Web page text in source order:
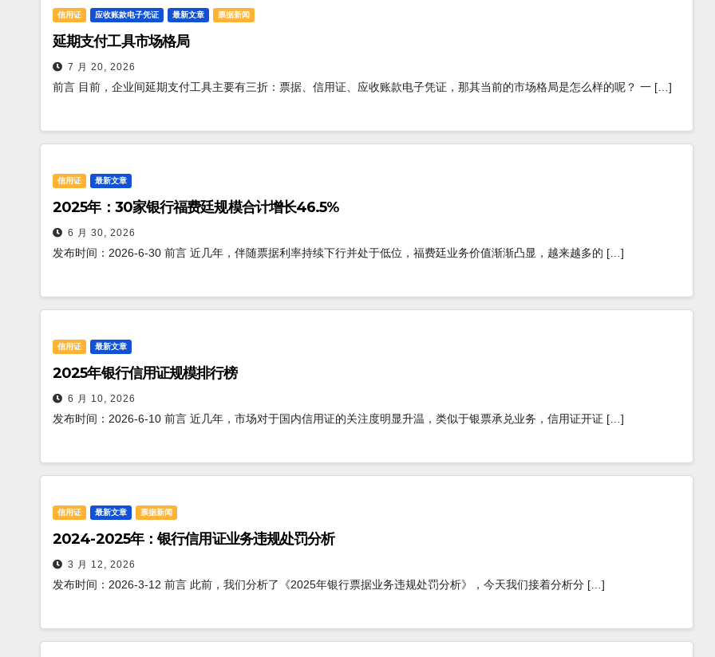
信用证 应收账款电子凭证 最新文章 票据新闻
延期支付工具市场格局
7 月 20, 2026
前言 目前，企业间延期支付工具主要有三折：票据、信用证、应收账款电子凭证，那其当前的市场格局是怎么样的呢？ 一 […]
信用证 最新文章
2025年：30家银行福费廷规模合计增长46.5%
6 月 30, 2026
发布时间：2026-6-30 前言 近几年，伴随票据利率持续下行并处于低位，福费廷业务价值渐渐凸显，越来越多的 […]
信用证 最新文章
2025年银行信用证规模排行榜
6 月 10, 2026
发布时间：2026-6-10 前言 近几年，市场对于国内信用证的关注度明显升温，类似于银票承兑业务，信用证开证 […]
信用证 最新文章 票据新闻
2024-2025年：银行信用证业务违规处罚分析
3 月 12, 2026
发布时间：2026-3-12 前言 此前，我们分析了《2025年银行票据业务违规处罚分析》，今天我们接着分析分 […]